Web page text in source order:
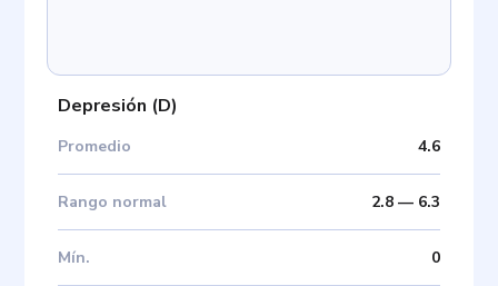
Depresión (D)
Promedio 4.6
Rango normal 2.8— 6.3
Mín. 0